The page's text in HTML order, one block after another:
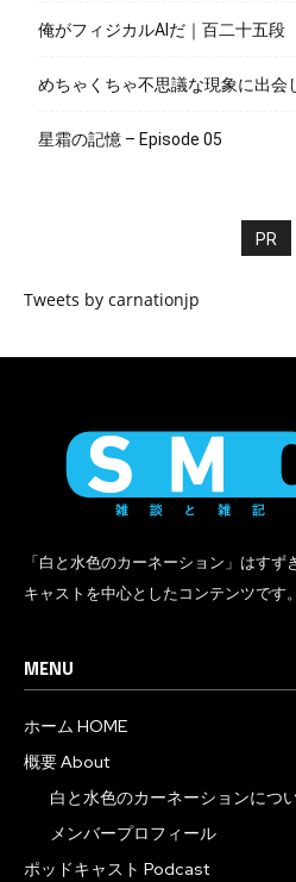
俺がフィジカルAIだ｜百二十五段
めちゃくちゃ不思議な現象に出会
星霜の記憶 – Episode 05
PR
Tweets by carnationjp
「白と水色のカーネーション」はす
キャストを中心としたコンテンツです。
MENU
ホーム HOME
概要 About
白と水色のカーネーションにつ
メンバープロフィール
ポッドキャスト Podcast